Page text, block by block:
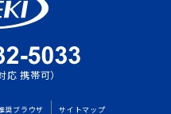
応 携帯可）
奨ブラウザ サイトマップ